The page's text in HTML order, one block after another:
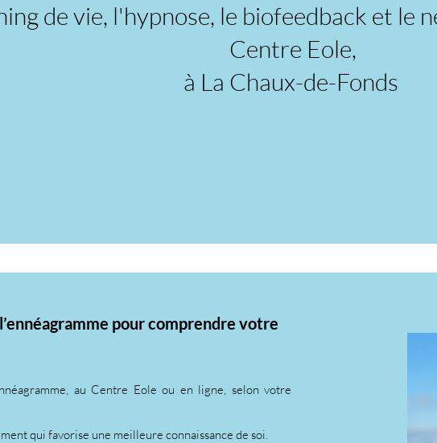
de vie, l'hypnose, le biofeedback et le
Centre Eole,
à La Chaux-de-Fonds
pour comprendre votre
au Centre Eole ou en ligne, selon votre
qui favorise une meilleure connaissance de soi.